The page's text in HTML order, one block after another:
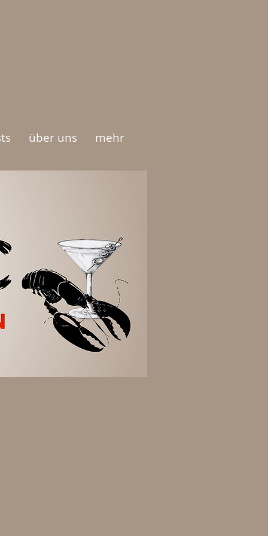
über uns mehr